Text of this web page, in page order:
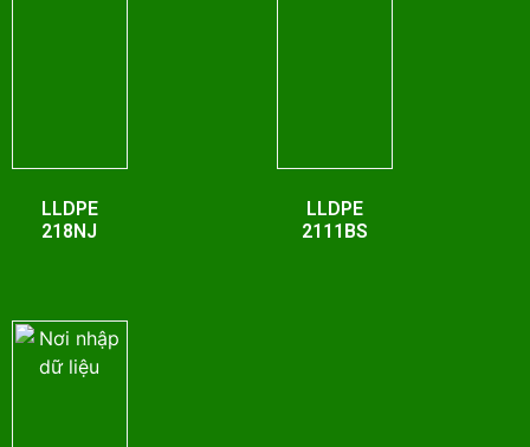
LLDPE
218NJ
LLDPE
2111BS